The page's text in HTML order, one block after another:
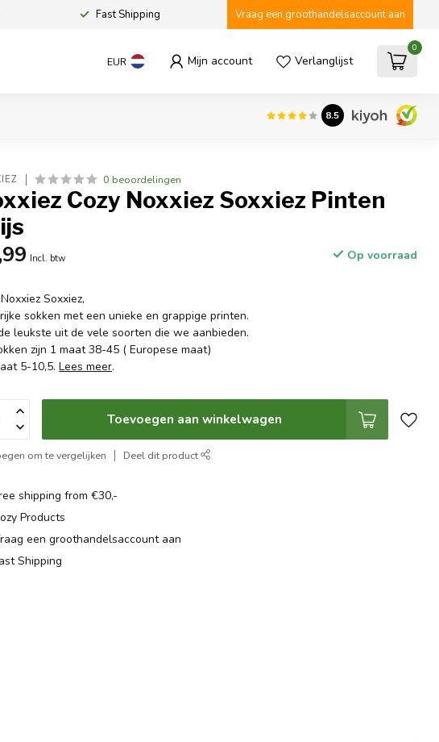
Fast Shipping Vraag een groothandelsaccount aan
EUR Mijn account Verlanglijst
0
8.5
0 beoordelingen
Cozy Noxxiez Soxxiez Pinten
Incl. btw Op voorraad
Soxxiez,
sokken met een unieke en grappige printen.
leukste uit de vele soorten die we aanbieden.
zijn 1 maat 38-45 ( Europese maat)
5-10,5.Lees meer.
Toevoegen aan winkelwagen
om te vergelijken Deel dit product
shipping from €30,-
Products
een groothandelsaccount aan
Shipping